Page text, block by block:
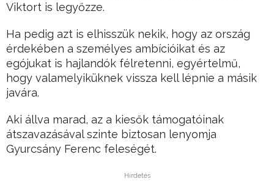
Viktort is legyőzze.
Ha pedig azt is elhisszük nekik, hogy az ország
érdekében a személyes ambícióikat és az
egójukat is hajlandók félretenni, egyértelmű,
hogy valamelyiküknek vissza kell lépnie a másik
javára.
Aki állva marad, az a kiesők támogatóinak
átszavazásával szinte biztosan lenyomja
Gyurcsány Ferenc feleségét.
Hirdetés